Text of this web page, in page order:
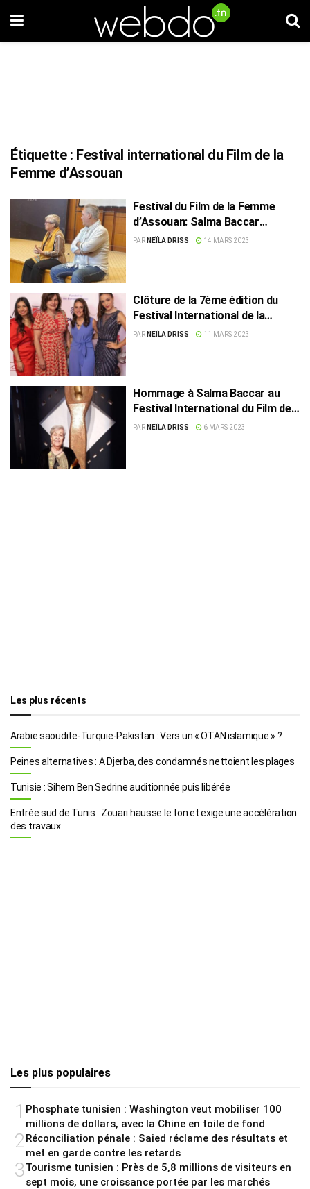
Étiquette : Festival international du Film de la
Femme d’Assouan
Festival du Film de la Femme
d’Assouan: Salma Baccar
raconte comment elle fait ses
PAR NEÏLA DRISS 14 MARS 2023
Clôture de la 7ème édition du
Festival International de la
Femme d’Assouan
PAR NEÏLA DRISS 11 MARS 2023
Hommage à Salma Baccar au
Festival International du Film de
la Femme d’Assouan
PAR NEÏLA DRISS 6 MARS 2023
Les plus récents
Arabie saoudite-Turquie-Pakistan : Vers un « OTAN islamique » ?
Peines alternatives : A Djerba, des condamnés nettoient les plages
Tunisie : Sihem Ben Sedrine auditionnée puis libérée
Entrée sud de Tunis : Zouari hausse le ton et exige une accélération
des travaux
Les plus populaires
1 Phosphate tunisien : Washington veut mobiliser 100
millions de dollars, avec la Chine en toile de fond
2 Réconciliation pénale : Saied réclame des résultats et
met en garde contre les retards
3Tourisme tunisien : Près de 5,8 millions de visiteurs en
sept mois, une croissance portée par les marchés